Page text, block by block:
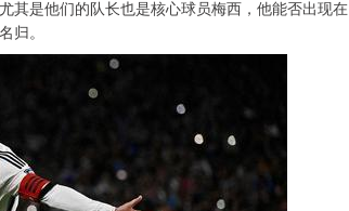
其是他们的队长也是核心球员梅西，他能否出现在
归。